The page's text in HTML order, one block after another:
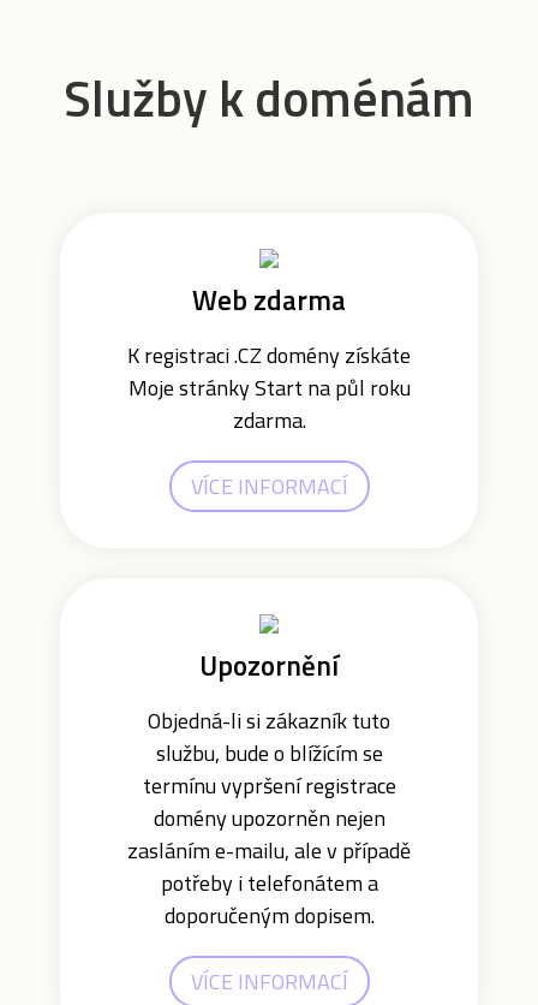
Služby k doménám
Web zdarma
K registraci .CZ domény získáte
Moje stránky Start na půl roku
zdarma.
VÍCE INFORMACÍ
Upozornění
Objedná-li si zákazník tuto
službu, bude o blížícím se
termínu vypršení registrace
domény upozorněn nejen
zasláním e-mailu, ale v případě
potřeby i telefonátem a
doporučeným dopisem.
VÍCE INFORMACÍ